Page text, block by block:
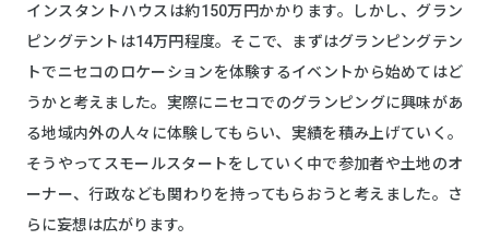
インスタントハウスは約150万円かかります。しかし、グラン
ピングテントは14万円程度。そこで、まずはグランピングテン
トでニセコのロケーションを体験するイベントから始めてはど
うかと考えました。実際にニセコでのグランピングに興味があ
る地域内外の人々に体験してもらい、実績を積み上げていく。
そうやってスモールスタートをしていく中で参加者や土地のオ
ーナー、行政なども関わりを持ってもらおうと考えました。さ
らに妄想は広がります。